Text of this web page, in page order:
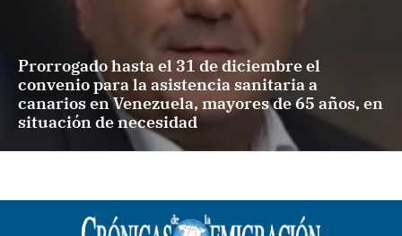
Prorrogado hasta el 31 de diciembre el
convenio para la asistencia sanitaria a
canarios en Venezuela, mayores de 65 años, en
situación de necesidad